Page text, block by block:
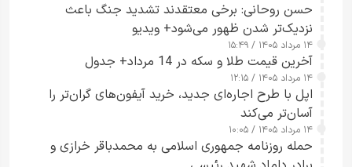
حسن روحانی: برخی معتقدند تشدید جنگ باعث
نزدیک‌تر شدن ظهور می‌شود+ ویدیو
۱۴ مرداد ۱۴۰۵ / ۱۵:۴۹
آخرین قیمت طلا و سکه در 14 مرداد+ جدول
۱۴ مرداد ۱۴۰۵ / ۱۲:۱۵
اپل با طرح اجاره‌ای جدید، خرید آیفون‌های گران‌تر را
آسان‌تر می‌کند
۱۴ مرداد ۱۴۰۵ / ۱۰:۰۵
حمله روزنامه جمهوری اسلامی به محمدباقر خرازی و